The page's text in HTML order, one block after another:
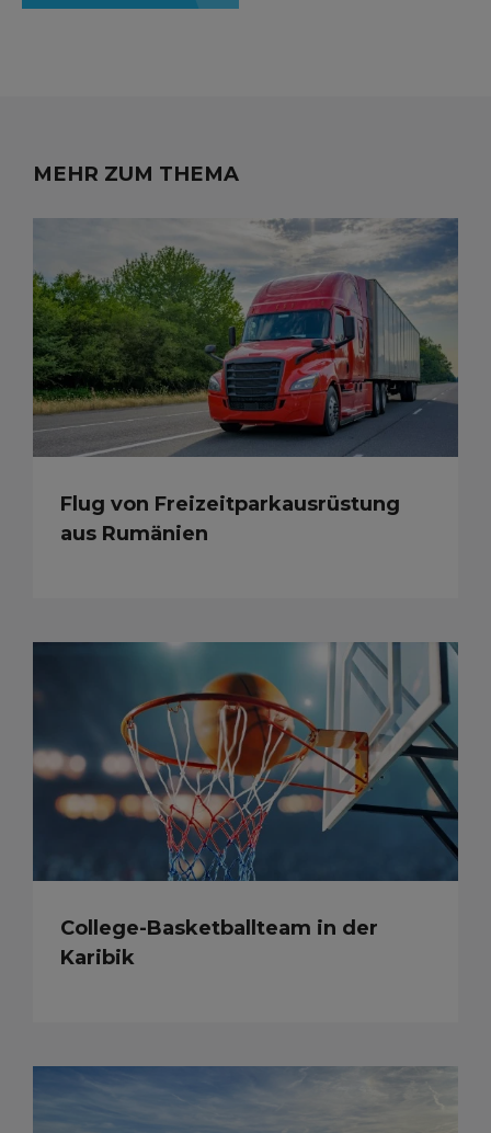
MEHR ZUM THEMA
Flug von Freizeitparkausrüstung
aus Rumänien
College-Basketballteam in der
Karibik